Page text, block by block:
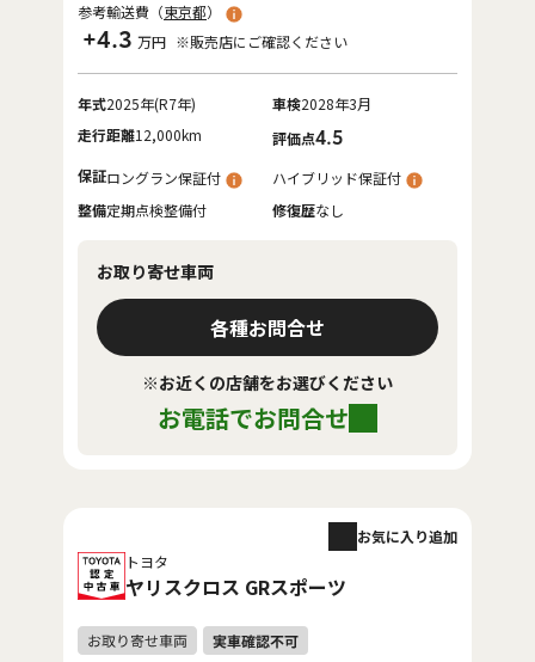
参考輸送費（東京都）
+4.3 万円 ※販売店にご確認ください
年式2025年(R7年) 車検2028年3月
走行距離12,000km 評価点4.5
保証ロングラン保証付
ハイブリッド保証付
整備定期点検整備付 修復歴なし
お取り寄せ車両
各種お問合せ
※お近くの店舗をお選びください
お電話でお問合せ
トヨタ
ヤリスクロス GRスポーツ
お気に入り追加